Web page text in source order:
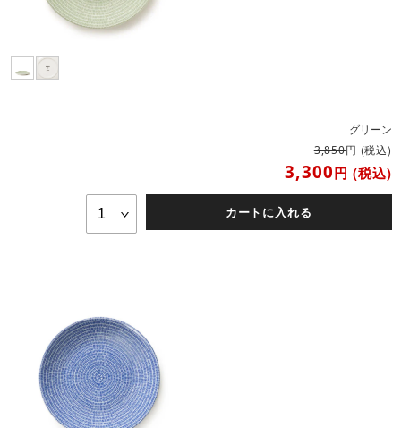
グリーン
3,850円(税込)
3,300円 (税込)
カートに入れる